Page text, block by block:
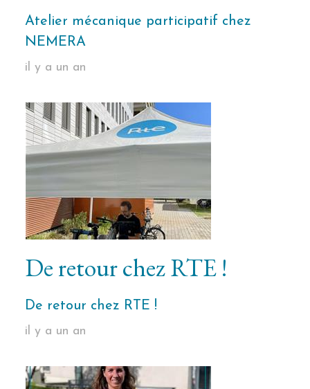
Atelier mécanique participatif chez
NEMERA
il y a un an
De retour chez RTE !
De retour chez RTE !
il y a un an